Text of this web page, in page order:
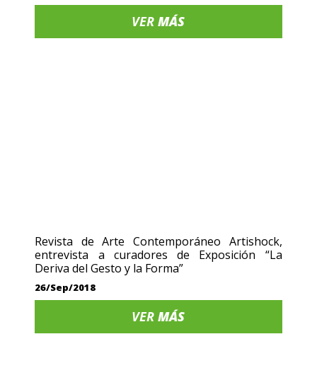
VERMÁS
Revista de Arte Contemporáneo Artishock,
entrevista a curadores de Exposición “La
Deriva del Gesto y la Forma”
26/Sep/2018
VERMÁS